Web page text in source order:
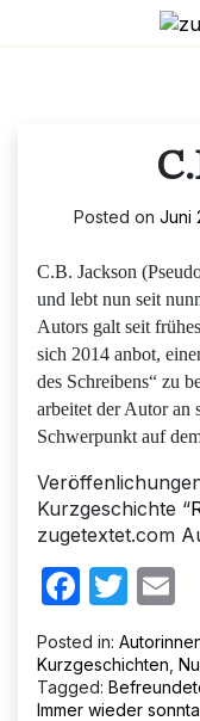
Posted on Juni
C.B. Jackson
und lebt nun seit
Autors galt seit
sich 2014 anbot,
des Schreibens“ zu
arbeitet der Autor an
Schwerpunkt auf
Kurzgeschichte “
zugetextet.com
Posted in:
Kurzgeschichten
Tagged:
Immer wieder